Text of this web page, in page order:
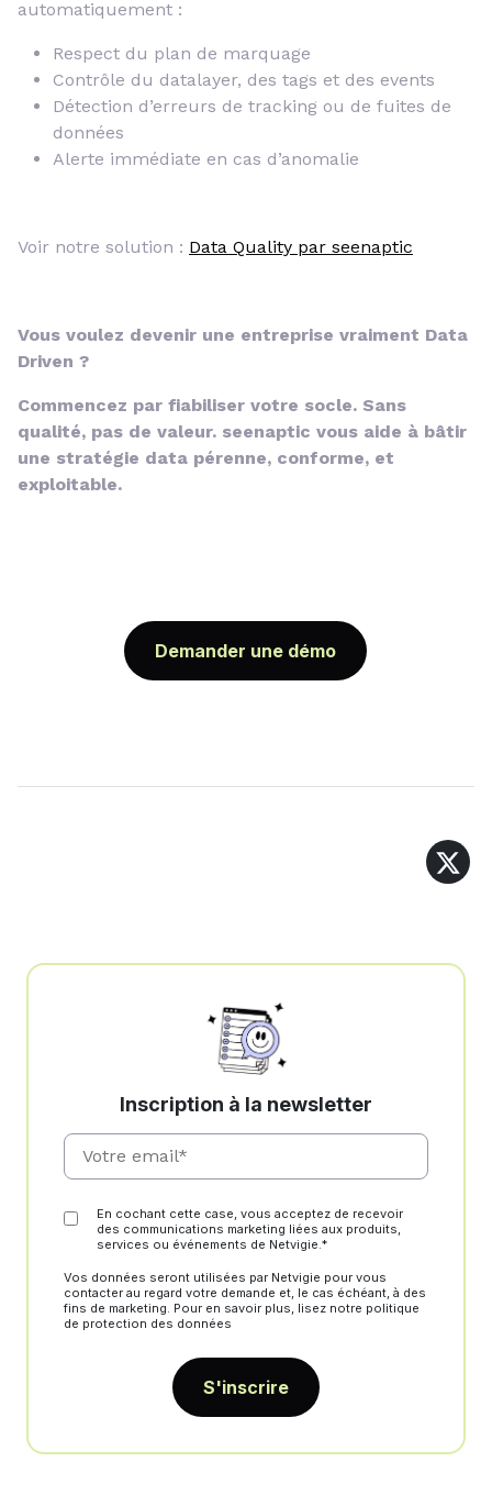
automatiquement :
Respect du plan de marquage
Contrôle du datalayer, des tags et des events
Détection d’erreurs de tracking ou de fuites de
données
Alerte immédiate en cas d’anomalie
Voir notre solution : Data Quality par seenaptic
Vous voulez devenir une entreprise vraiment Data
Driven ?
Commencez par fiabiliser votre socle. Sans
qualité, pas de valeur. seenaptic vous aide à bâtir
une stratégie data pérenne, conforme, et
exploitable.
Demander une démo
Inscription à la newsletter
En cochant cette case, vous acceptez de recevoir
des communications marketing liées aux produits,
services ou événements de Netvigie.*
Vos données seront utilisées par Netvigie pour vous
contacter au regard votre demande et, le cas échéant, à des
fins de marketing. Pour en savoir plus, lisez notre politique
de protection des données